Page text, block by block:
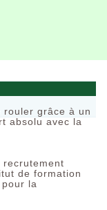
rouler grâce à un
absolu avec la
de formation
la